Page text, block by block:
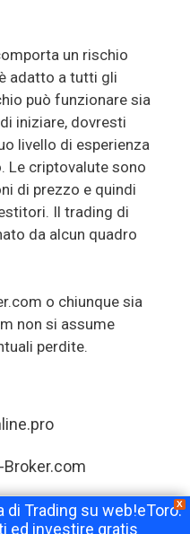
un rischio
adatto a tutti gli
può funzionare sia
iniziare, dovresti
livello di esperienza
Le criptovalute sono
di prezzo e quindi
Il trading di
da alcun quadro
o chiunque sia
non si assume
perdite.
X
di Trading su web!eToro:
ed investire gratis